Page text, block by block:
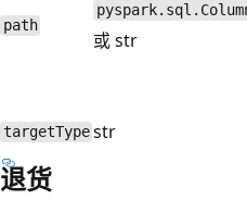
path
或 str
targetType str
退货